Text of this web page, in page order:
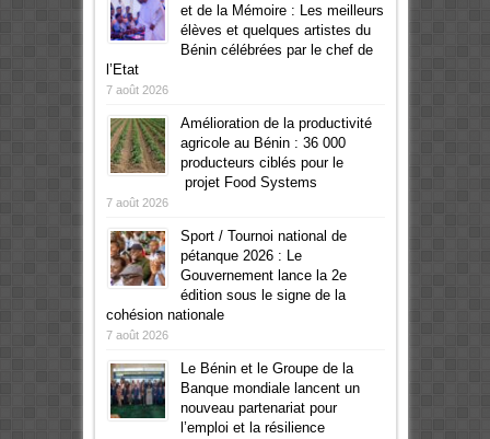
et de la Mémoire : Les meilleurs
élèves et quelques artistes du
Bénin célébrées par le chef de
l’Etat
7 août 2026
Amélioration de la productivité
agricole au Bénin : 36 000
producteurs ciblés pour le
projet Food Systems
7 août 2026
Sport / Tournoi national de
pétanque 2026 : Le
Gouvernement lance la 2e
édition sous le signe de la
cohésion nationale
7 août 2026
Le Bénin et le Groupe de la
Banque mondiale lancent un
nouveau partenariat pour
l’emploi et la résilience